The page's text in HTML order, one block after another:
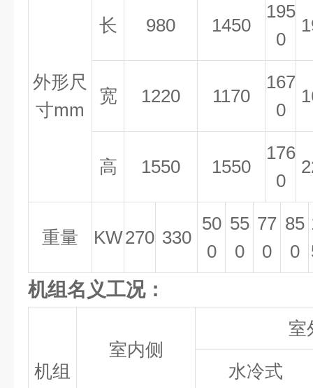
外形尺
寸mm
长 980 1450
195
0
宽 1220 1170
167
0
高 1550 1550
176
0
重量 KW270 330
50
0
55
0
77
0
85
0
机组名义工况：
机组
室内侧
室
水冷式